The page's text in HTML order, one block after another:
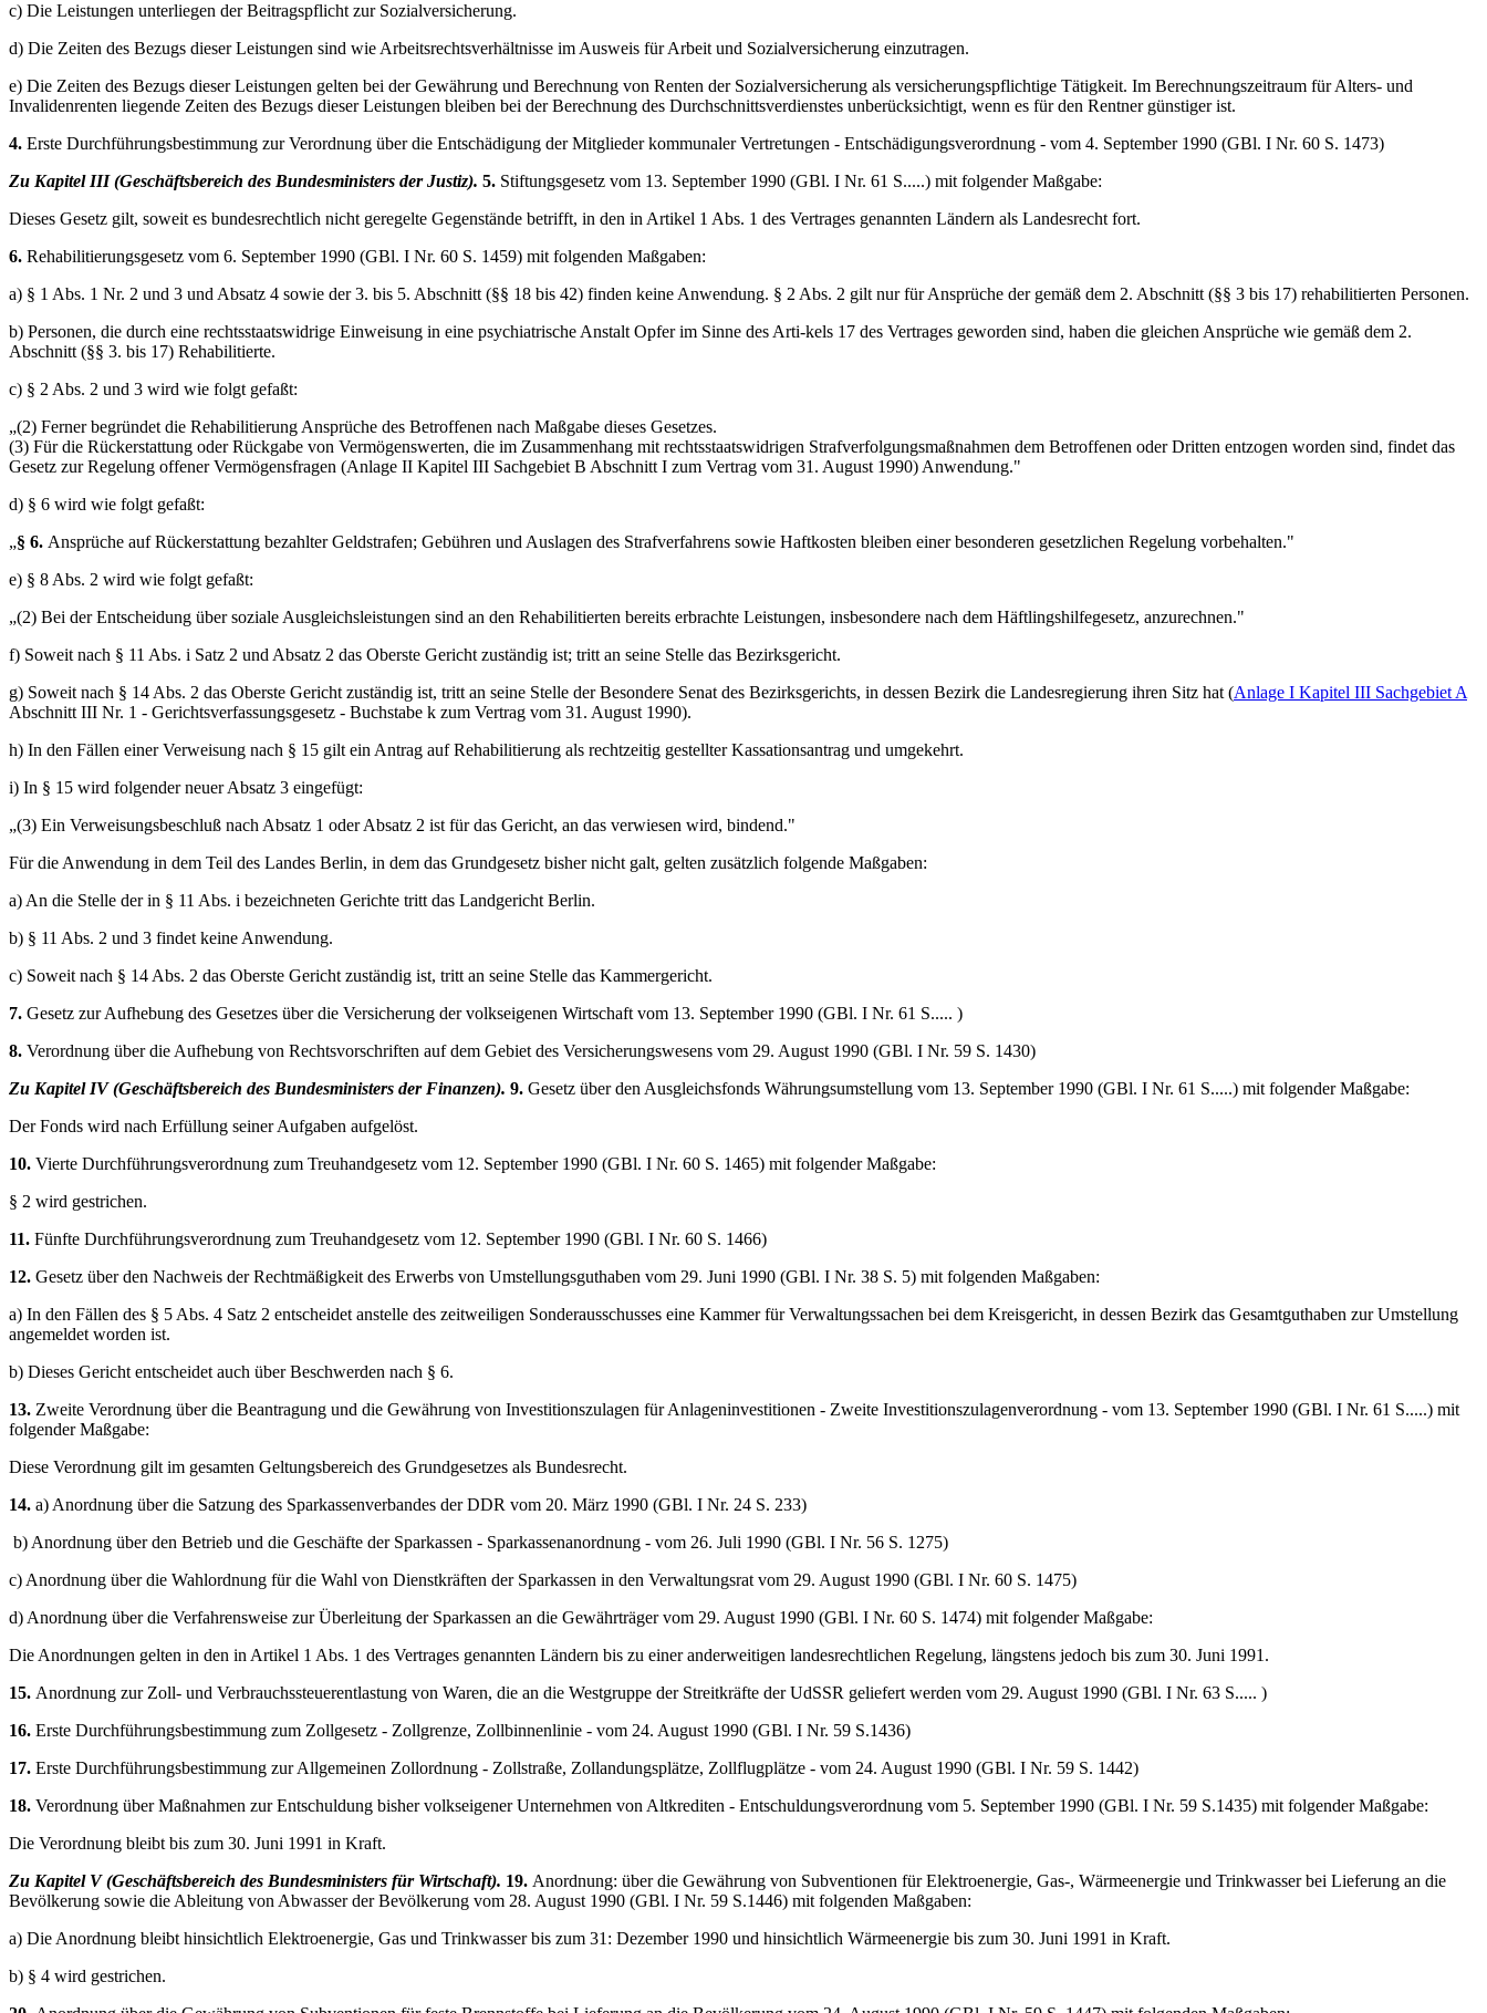
c) Die Leistungen unterliegen der Beitragspflicht zur Sozialversicherung.
d) Die Zeiten des Bezugs dieser Leistungen sind wie Arbeitsrechtsverhältnisse im Ausweis für Arbeit und Sozialversicherung einzutragen.
e) Die Zeiten des Bezugs dieser Leistungen gelten bei der Gewährung und Berechnung von Renten der Sozialversicherung als versicherungspflichtige Tätigkeit. Im Berechnungszeitraum für Alters- und
Invalidenrenten liegende Zeiten des Bezugs dieser Leistungen bleiben bei der Berechnung des Durchschnittsverdienstes unberücksichtigt, wenn es für den Rentner günstiger ist.
4. Erste Durchführungsbestimmung zur Verordnung über die Entschädigung der Mitglieder kommunaler Vertretungen - Entschädigungsverordnung - vom 4. September 1990 (GBl. I Nr. 60 S. 1473)
Zu Kapitel III (Geschäftsbereich des Bundesministers der Justiz). 5. Stiftungsgesetz vom 13. September 1990 (GBl. I Nr. 61 S.....) mit folgender Maßgabe:
Dieses Gesetz gilt, soweit es bundesrechtlich nicht geregelte Gegenstände betrifft, in den in Artikel 1 Abs. 1 des Vertrages genannten Ländern als Landesrecht fort.
6. Rehabilitierungsgesetz vom 6. September 1990 (GBl. I Nr. 60 S. 1459) mit folgenden Maßgaben:
a) § 1 Abs. 1 Nr. 2 und 3 und Absatz 4 sowie der 3. bis 5. Abschnitt (§§ 18 bis 42) finden keine Anwendung. § 2 Abs. 2 gilt nur für Ansprüche der gemäß dem 2. Abschnitt (§§ 3 bis 17) rehabilitierten Personen.
b) Personen, die durch eine rechtsstaatswidrige Einweisung in eine psychiatrische Anstalt Opfer im Sinne des Arti-kels 17 des Vertrages geworden sind, haben die gleichen Ansprüche wie gemäß dem 2.
Abschnitt (§§ 3. bis 17) Rehabilitierte.
c) § 2 Abs. 2 und 3 wird wie folgt gefaßt:
„(2) Ferner begründet die Rehabilitierung Ansprüche des Betroffenen nach Maßgabe dieses Gesetzes.
(3) Für die Rückerstattung oder Rückgabe von Vermögenswerten, die im Zusammenhang mit rechtsstaatswidrigen Strafverfolgungsmaßnahmen dem Betroffenen oder Dritten entzogen worden sind, findet das
Gesetz zur Regelung offener Vermögensfragen (Anlage II Kapitel III Sachgebiet B Abschnitt I zum Vertrag vom 31. August 1990) Anwendung."
d) § 6 wird wie folgt gefaßt:
„§ 6. Ansprüche auf Rückerstattung bezahlter Geldstrafen; Gebühren und Auslagen des Strafverfahrens sowie Haftkosten bleiben einer besonderen gesetzlichen Regelung vorbehalten."
e) § 8 Abs. 2 wird wie folgt gefaßt:
„(2) Bei der Entscheidung über soziale Ausgleichsleistungen sind an den Rehabilitierten bereits erbrachte Leistungen, insbesondere nach dem Häftlingshilfegesetz, anzurechnen."
f) Soweit nach § 11 Abs. i Satz 2 und Absatz 2 das Oberste Gericht zuständig ist; tritt an seine Stelle das Bezirksgericht.
g) Soweit nach § 14 Abs. 2 das Oberste Gericht zuständig ist, tritt an seine Stelle der Besondere Senat des Bezirksgerichts, in dessen Bezirk die Landesregierung ihren Sitz hat (Anlage I Kapitel III Sachgebiet A
Abschnitt III Nr. 1 - Gerichtsverfassungsgesetz - Buchstabe k zum Vertrag vom 31. August 1990).
h) In den Fällen einer Verweisung nach § 15 gilt ein Antrag auf Rehabilitierung als rechtzeitig gestellter Kassationsantrag und umgekehrt.
i) In § 15 wird folgender neuer Absatz 3 eingefügt:
„(3) Ein Verweisungsbeschluß nach Absatz 1 oder Absatz 2 ist für das Gericht, an das verwiesen wird, bindend."
Für die Anwendung in dem Teil des Landes Berlin, in dem das Grundgesetz bisher nicht galt, gelten zusätzlich folgende Maßgaben:
a) An die Stelle der in § 11 Abs. i bezeichneten Gerichte tritt das Landgericht Berlin.
b) § 11 Abs. 2 und 3 findet keine Anwendung.
c) Soweit nach § 14 Abs. 2 das Oberste Gericht zuständig ist, tritt an seine Stelle das Kammergericht.
7. Gesetz zur Aufhebung des Gesetzes über die Versicherung der volkseigenen Wirtschaft vom 13. September 1990 (GBl. I Nr. 61 S..... )
8. Verordnung über die Aufhebung von Rechtsvorschriften auf dem Gebiet des Versicherungswesens vom 29. August 1990 (GBl. I Nr. 59 S. 1430)
Zu Kapitel IV (Geschäftsbereich des Bundesministers der Finanzen). 9. Gesetz über den Ausgleichsfonds Währungsumstellung vom 13. September 1990 (GBl. I Nr. 61 S.....) mit folgender Maßgabe:
Der Fonds wird nach Erfüllung seiner Aufgaben aufgelöst.
10. Vierte Durchführungsverordnung zum Treuhandgesetz vom 12. September 1990 (GBl. I Nr. 60 S. 1465) mit folgender Maßgabe:
§ 2 wird gestrichen.
11. Fünfte Durchführungsverordnung zum Treuhandgesetz vom 12. September 1990 (GBl. I Nr. 60 S. 1466)
12. Gesetz über den Nachweis der Rechtmäßigkeit des Erwerbs von Umstellungsguthaben vom 29. Juni 1990 (GBl. I Nr. 38 S. 5) mit folgenden Maßgaben:
a) In den Fällen des § 5 Abs. 4 Satz 2 entscheidet anstelle des zeitweiligen Sonderausschusses eine Kammer für Verwaltungssachen bei dem Kreisgericht, in dessen Bezirk das Gesamtguthaben zur Umstellung
angemeldet worden ist.
b) Dieses Gericht entscheidet auch über Beschwerden nach § 6.
13. Zweite Verordnung über die Beantragung und die Gewährung von Investitionszulagen für Anlageninvestitionen - Zweite Investitionszulagenverordnung - vom 13. September 1990 (GBl. I Nr. 61 S.....) mit
folgender Maßgabe:
Diese Verordnung gilt im gesamten Geltungsbereich des Grundgesetzes als Bundesrecht.
14. a) Anordnung über die Satzung des Sparkassenverbandes der DDR vom 20. März 1990 (GBl. I Nr. 24 S. 233)
b) Anordnung über den Betrieb und die Geschäfte der Sparkassen - Sparkassenanordnung - vom 26. Juli 1990 (GBl. I Nr. 56 S. 1275)
c) Anordnung über die Wahlordnung für die Wahl von Dienstkräften der Sparkassen in den Verwaltungsrat vom 29. August 1990 (GBl. I Nr. 60 S. 1475)
d) Anordnung über die Verfahrensweise zur Überleitung der Sparkassen an die Gewährträger vom 29. August 1990 (GBl. I Nr. 60 S. 1474) mit folgender Maßgabe:
Die Anordnungen gelten in den in Artikel 1 Abs. 1 des Vertrages genannten Ländern bis zu einer anderweitigen landesrechtlichen Regelung, längstens jedoch bis zum 30. Juni 1991.
15. Anordnung zur Zoll- und Verbrauchssteuerentlastung von Waren, die an die Westgruppe der Streitkräfte der UdSSR geliefert werden vom 29. August 1990 (GBl. I Nr. 63 S..... )
16. Erste Durchführungsbestimmung zum Zollgesetz - Zollgrenze, Zollbinnenlinie - vom 24. August 1990 (GBl. I Nr. 59 S.1436)
17. Erste Durchführungsbestimmung zur Allgemeinen Zollordnung - Zollstraße, Zollandungsplätze, Zollflugplätze - vom 24. August 1990 (GBl. I Nr. 59 S. 1442)
18. Verordnung über Maßnahmen zur Entschuldung bisher volkseigener Unternehmen von Altkrediten - Entschuldungsverordnung vom 5. September 1990 (GBl. I Nr. 59 S.1435) mit folgender Maßgabe:
Die Verordnung bleibt bis zum 30. Juni 1991 in Kraft.
Zu Kapitel V (Geschäftsbereich des Bundesministers für Wirtschaft). 19. Anordnung: über die Gewährung von Subventionen für Elektroenergie, Gas-, Wärmeenergie und Trinkwasser bei Lieferung an die
Bevölkerung sowie die Ableitung von Abwasser der Bevölkerung vom 28. August 1990 (GBl. I Nr. 59 S.1446) mit folgenden Maßgaben:
a) Die Anordnung bleibt hinsichtlich Elektroenergie, Gas und Trinkwasser bis zum 31: Dezember 1990 und hinsichtlich Wärmeenergie bis zum 30. Juni 1991 in Kraft.
b) § 4 wird gestrichen.